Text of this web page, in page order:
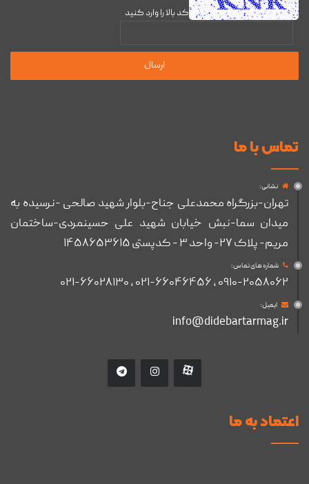
کد بالا را وارد کنید
تماس با ما
نشانی :
تهران-بزرگراه محمدعلی جناح-بلوار شهید صالحی -نرسیده به
میدان سما-نبش خیابان شهید علی حسینمردی-ساختمان
مریم- پلاک ۲۷- واحد ۳ - کدپستی ۱۴۵۸۶۵۳۶۱۵
شماره های تماس :
۰۹۱۰-۲۰۵۸۰۶۲ , ۰۲۱-۶۶۰۴۶۴۵۶ , ۰۲۱-۶۶۰۲۸۱۳۰
ایمیل :
info@didebartarmag.ir
اعتماد به ما